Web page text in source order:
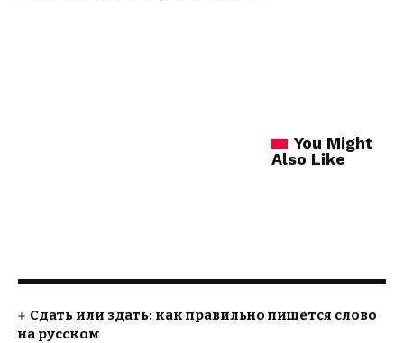
You Might
Also Like
Сдать или здать: как правильно пишется слово
на русском